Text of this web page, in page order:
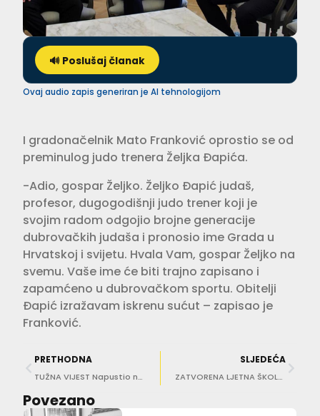
🔊 Poslušaj članak
Ovaj audio zapis generiran je AI tehnologijom
I gradonačelnik Mato Franković oprostio se od
preminulog judo trenera Željka Đapića.
-Adio, gospar Željko. Željko Đapić judaš,
profesor, dugogodišnji judo trener koji je
svojim radom odgojio brojne generacije
dubrovačkih judaša i pronosio ime Grada u
Hrvatskoj i svijetu. Hvala Vam, gospar Željko na
svemu. Vaše ime će biti trajno zapisano i
zapamćeno u dubrovačkom sportu. Obitelji
Đapić izražavam iskrenu sućut – zapisao je
Franković.
PRETHODNA
TUŽNA VIJEST Napustio nas je trofejni judo trener Željko Đapić
SLJEDEĆA
ZATVORENA LJETNA ŠKOLA FILMA ŠIPAN Prikazani radovi 54 djece
Povezano